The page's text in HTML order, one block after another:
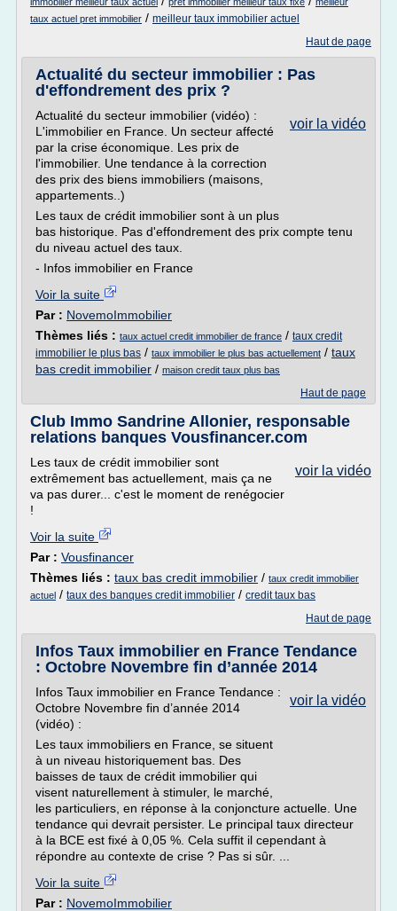
taux actuel pret immobilier / meilleur taux immobilier actuel
Haut de page
Actualité du secteur immobilier : Pas
d'effondrement des prix ?
voir la vidéo
Actualité du secteur immobilier (vidéo) :
L'immobilier en France. Un secteur affecté
par la crise économique. Les prix de
l'immobilier. Une tendance à la correction
des prix des biens immobiliers (maisons,
appartements..)
Les taux de crédit immobilier sont à un plus
bas historique. Pas d'effondrement des prix compte tenu
du niveau actuel des taux.
- Infos immobilier en France
Voir la suite
Par : NovemoImmobilier
Thèmes liés : taux actuel credit immobilier de france / taux credit
immobilier le plus bas / taux immobilier le plus bas actuellement / taux
bas credit immobilier / maison credit taux plus bas
Haut de page
Club Immo Sandrine Allonier, responsable
relations banques Vousfinancer.com
voir la vidéo
Les taux de crédit immobilier sont
extrêmement bas actuellement, mais ça ne
va pas durer... c'est le moment de renégocier
!
Voir la suite
Par : Vousfinancer
Thèmes liés : taux bas credit immobilier / taux credit immobilier
actuel / taux des banques credit immobilier / credit taux bas
Haut de page
Infos Taux immobilier en France Tendance
: Octobre Novembre fin d’année 2014
voir la vidéo
Infos Taux immobilier en France Tendance :
Octobre Novembre fin d’année 2014
(vidéo) :
Les taux immobiliers en France, se situent
à un niveau historiquement bas. Des
baisses de taux de crédit immobilier qui
visent naturellement à stimuler, le marché,
les particuliers, en réponse à la conjoncture actuelle. Une
tendance qui devrait persister. Le principal taux directeur
à la BCE est fixé à 0,05 %. Cela suffit il cependant à
répondre au contexte de crise ? Pas si sûr. ...
Voir la suite
Par : NovemoImmobilier